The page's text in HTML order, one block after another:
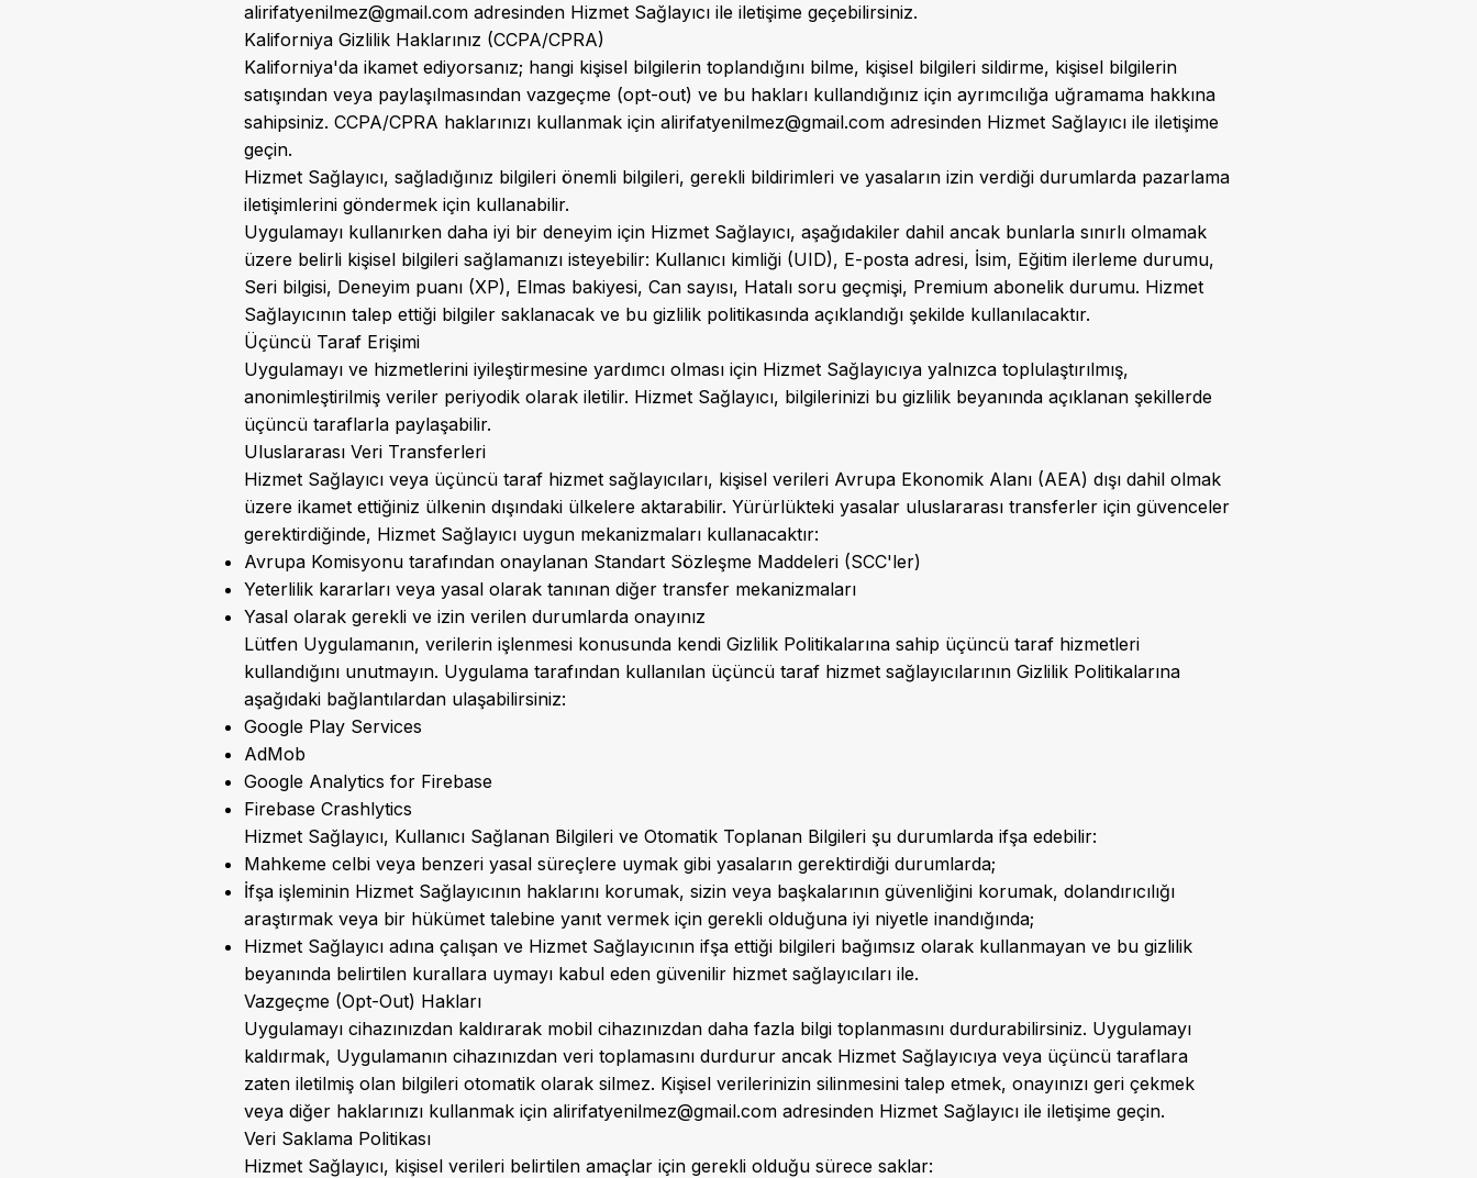
alirifatyenilmez@gmail.com adresinden Hizmet Sağlayıcı ile iletişime geçebilirsiniz.
Kaliforniya Gizlilik Haklarınız (CCPA/CPRA)
Kaliforniya'da ikamet ediyorsanız; hangi kişisel bilgilerin toplandığını bilme, kişisel bilgileri sildirme, kişisel bilgilerin
satışından veya paylaşılmasından vazgeçme (opt-out) ve bu hakları kullandığınız için ayrımcılığa uğramama hakkına
sahipsiniz. CCPA/CPRA haklarınızı kullanmak için alirifatyenilmez@gmail.com adresinden Hizmet Sağlayıcı ile iletişime
geçin.
Hizmet Sağlayıcı, sağladığınız bilgileri önemli bilgileri, gerekli bildirimleri ve yasaların izin verdiği durumlarda pazarlama
iletişimlerini göndermek için kullanabilir.
Uygulamayı kullanırken daha iyi bir deneyim için Hizmet Sağlayıcı, aşağıdakiler dahil ancak bunlarla sınırlı olmamak
üzere belirli kişisel bilgileri sağlamanızı isteyebilir: Kullanıcı kimliği (UID), E-posta adresi, İsim, Eğitim ilerleme durumu,
Seri bilgisi, Deneyim puanı (XP), Elmas bakiyesi, Can sayısı, Hatalı soru geçmişi, Premium abonelik durumu. Hizmet
Sağlayıcının talep ettiği bilgiler saklanacak ve bu gizlilik politikasında açıklandığı şekilde kullanılacaktır.
Üçüncü Taraf Erişimi
Uygulamayı ve hizmetlerini iyileştirmesine yardımcı olması için Hizmet Sağlayıcıya yalnızca toplulaştırılmış,
anonimleştirilmiş veriler periyodik olarak iletilir. Hizmet Sağlayıcı, bilgilerinizi bu gizlilik beyanında açıklanan şekillerde
üçüncü taraflarla paylaşabilir.
Uluslararası Veri Transferleri
Hizmet Sağlayıcı veya üçüncü taraf hizmet sağlayıcıları, kişisel verileri Avrupa Ekonomik Alanı (AEA) dışı dahil olmak
üzere ikamet ettiğiniz ülkenin dışındaki ülkelere aktarabilir. Yürürlükteki yasalar uluslararası transferler için güvenceler
gerektirdiğinde, Hizmet Sağlayıcı uygun mekanizmaları kullanacaktır:
Avrupa Komisyonu tarafından onaylanan Standart Sözleşme Maddeleri (SCC'ler)
Yeterlilik kararları veya yasal olarak tanınan diğer transfer mekanizmaları
Yasal olarak gerekli ve izin verilen durumlarda onayınız
Lütfen Uygulamanın, verilerin işlenmesi konusunda kendi Gizlilik Politikalarına sahip üçüncü taraf hizmetleri
kullandığını unutmayın. Uygulama tarafından kullanılan üçüncü taraf hizmet sağlayıcılarının Gizlilik Politikalarına
aşağıdaki bağlantılardan ulaşabilirsiniz:
Google Play Services
AdMob
Google Analytics for Firebase
Firebase Crashlytics
Hizmet Sağlayıcı, Kullanıcı Sağlanan Bilgileri ve Otomatik Toplanan Bilgileri şu durumlarda ifşa edebilir:
Mahkeme celbi veya benzeri yasal süreçlere uymak gibi yasaların gerektirdiği durumlarda;
İfşa işleminin Hizmet Sağlayıcının haklarını korumak, sizin veya başkalarının güvenliğini korumak, dolandırıcılığı
araştırmak veya bir hükümet talebine yanıt vermek için gerekli olduğuna iyi niyetle inandığında;
Hizmet Sağlayıcı adına çalışan ve Hizmet Sağlayıcının ifşa ettiği bilgileri bağımsız olarak kullanmayan ve bu gizlilik
beyanında belirtilen kurallara uymayı kabul eden güvenilir hizmet sağlayıcıları ile.
Vazgeçme (Opt-Out) Hakları
Uygulamayı cihazınızdan kaldırarak mobil cihazınızdan daha fazla bilgi toplanmasını durdurabilirsiniz. Uygulamayı
kaldırmak, Uygulamanın cihazınızdan veri toplamasını durdurur ancak Hizmet Sağlayıcıya veya üçüncü taraflara
zaten iletilmiş olan bilgileri otomatik olarak silmez. Kişisel verilerinizin silinmesini talep etmek, onayınızı geri çekmek
veya diğer haklarınızı kullanmak için alirifatyenilmez@gmail.com adresinden Hizmet Sağlayıcı ile iletişime geçin.
Veri Saklama Politikası
Hizmet Sağlayıcı, kişisel verileri belirtilen amaçlar için gerekli olduğu sürece saklar: